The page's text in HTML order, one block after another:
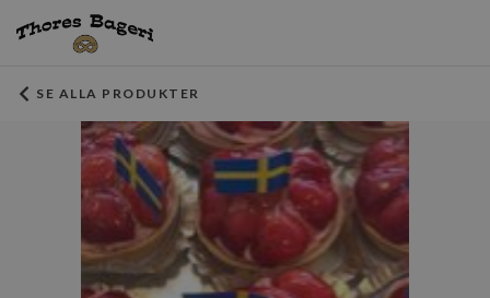
SE ALLA PRODUKTER